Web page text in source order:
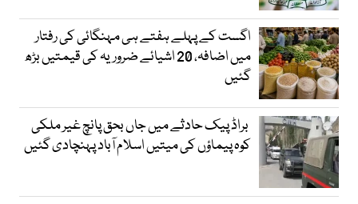
اگست کے پہلے ہفتے ہی مہنگائی کی رفتار
میں اضافہ، 20 اشیائے ضروریہ کی قیمتیں بڑھ
گئیں
براڈ پیک حادثے میں جاں بحق پانچ غیر ملکی
کوہ پیماؤں کی میتیں اسلام آباد پہنچادی گئیں